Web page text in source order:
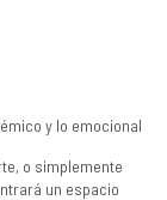
y lo emocional
o simplemente
un espacio